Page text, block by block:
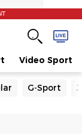
Video Sport
G-Sport